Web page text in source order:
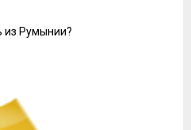
из Румынии?